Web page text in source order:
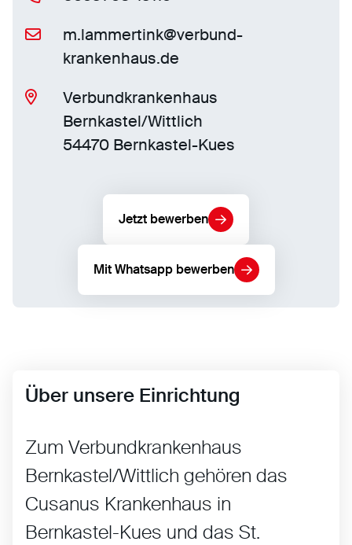
m.lammertink@verbund-
krankenhaus.de
Verbundkrankenhaus
Bernkastel/Wittlich
54470 Bernkastel-Kues
Jetzt bewerben
Mit Whatsapp bewerben
Über unsere Einrichtung
Zum Verbundkrankenhaus
Bernkastel/Wittlich gehören das
Cusanus Krankenhaus in
Bernkastel-Kues und das St.